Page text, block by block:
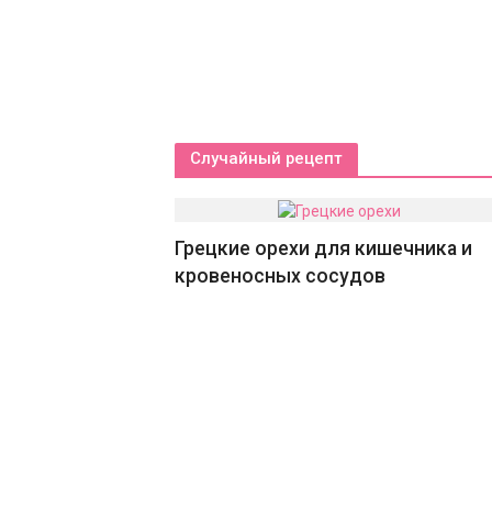
Случайный рецепт
Грецкие орехи для кишечника и
кровеносных сосудов